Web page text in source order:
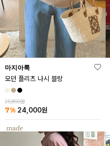
마지아룩
모던 플리츠 나시 블랑
25,800원
7% 24,000원